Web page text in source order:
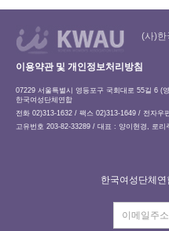
(사)한
이용약관 및 개인정보처리방침
07229 서울특별시 영등포구 국회대로 55길 6 (
한국여성단체연합
전화 02)313-1632 / 팩스 02)313-1649 / 전자우
고유번호 203-82-33289 / 대표 : 양이현경, 로리
한국여성단체